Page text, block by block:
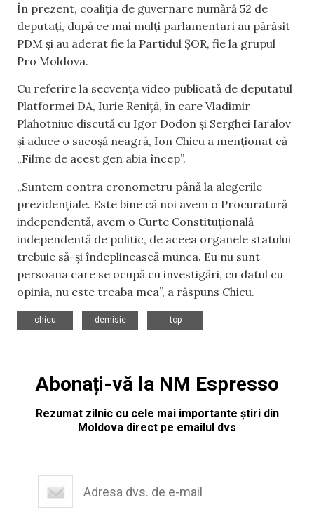
În prezent, coaliția de guvernare numără 52 de
deputați, după ce mai mulți parlamentari au părăsit
PDM și au aderat fie la Partidul ȘOR, fie la grupul
Pro Moldova.
Cu referire la secvența video publicată de deputatul
Platformei DA, Iurie Reniță, în care Vladimir
Plahotniuc discută cu Igor Dodon și Serghei Iaralov
și aduce o sacoșă neagră, Ion Chicu a menționat că
„Filme de acest gen abia încep”.
„Suntem contra cronometru până la alegerile
prezidențiale. Este bine că noi avem o Procuratură
independentă, avem o Curte Constituțională
independentă de politic, de aceea organele statului
trebuie să-și îndeplinească munca. Eu nu sunt
persoana care se ocupă cu investigări, cu datul cu
opinia, nu este treaba mea”, a răspuns Chicu.
chicu
demisie
top
Abonați-vă la NM Espresso
Rezumat zilnic cu cele mai importante știri din
Moldova direct pe emailul dvs